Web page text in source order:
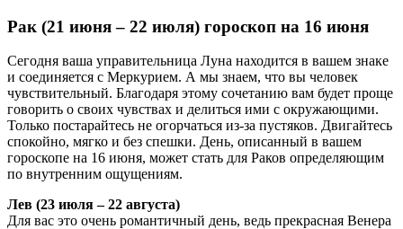
Рак (21 июня – 22 июля) гороскоп на 16 июня
Сегодня ваша управительница Луна находится в вашем знаке
и соединяется с Меркурием. А мы знаем, что вы человек
чувствительный. Благодаря этому сочетанию вам будет проще
говорить о своих чувствах и делиться ими с окружающими.
Только постарайтесь не огорчаться из-за пустяков. Двигайтесь
спокойно, мягко и без спешки. День, описанный в вашем
гороскопе на 16 июня, может стать для Раков определяющим
по внутренним ощущениям.
Лев (23 июля – 22 августа)
Для вас это очень романтичный день, ведь прекрасная Венера